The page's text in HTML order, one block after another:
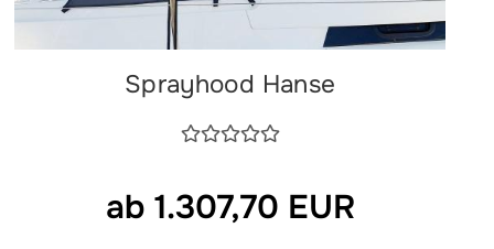
Sprayhood Hanse
ab 1.307,70 EUR